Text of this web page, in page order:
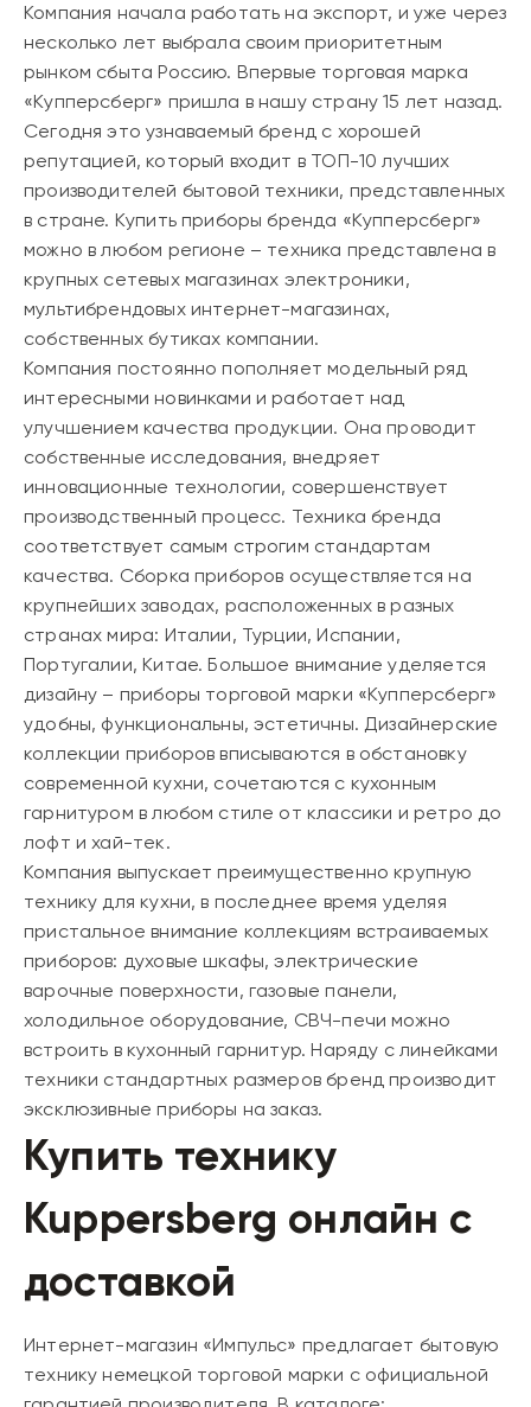
Компания начала работать на экспорт, и уже через
несколько лет выбрала своим приоритетным
рынком сбыта Россию. Впервые торговая марка
«Купперсберг» пришла в нашу страну 15 лет назад.
Сегодня это узнаваемый бренд с хорошей
репутацией, который входит в ТОП-10 лучших
производителей бытовой техники, представленных
в стране. Купить приборы бренда «Купперсберг»
можно в любом регионе – техника представлена в
крупных сетевых магазинах электроники,
мультибрендовых интернет-магазинах,
собственных бутиках компании.
Компания постоянно пополняет модельный ряд
интересными новинками и работает над
улучшением качества продукции. Она проводит
собственные исследования, внедряет
инновационные технологии, совершенствует
производственный процесс. Техника бренда
соответствует самым строгим стандартам
качества. Сборка приборов осуществляется на
крупнейших заводах, расположенных в разных
странах мира: Италии, Турции, Испании,
Португалии, Китае. Большое внимание уделяется
дизайну – приборы торговой марки «Купперсберг»
удобны, функциональны, эстетичны. Дизайнерские
коллекции приборов вписываются в обстановку
современной кухни, сочетаются с кухонным
гарнитуром в любом стиле от классики и ретро до
лофт и хай-тек.
Компания выпускает преимущественно крупную
технику для кухни, в последнее время уделяя
пристальное внимание коллекциям встраиваемых
приборов: духовые шкафы, электрические
варочные поверхности, газовые панели,
холодильное оборудование, СВЧ-печи можно
встроить в кухонный гарнитур. Наряду с линейками
техники стандартных размеров бренд производит
эксклюзивные приборы на заказ.
Купить технику
Kuppersberg онлайн с
доставкой
Интернет-магазин «Импульс» предлагает бытовую
технику немецкой торговой марки с официальной